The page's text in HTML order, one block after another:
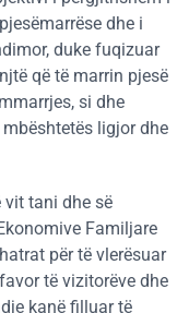
dhe i
duke fuqizuar
që të marrin pjesë
si dhe
ligjor dhe
tani dhe së
Familjare
për të vlerësuar
të vizitorëve dhe
kanë filluar të